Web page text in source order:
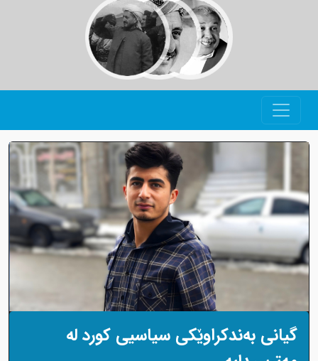
گیانی بەندکراوێکی سیاسیی کورد لە